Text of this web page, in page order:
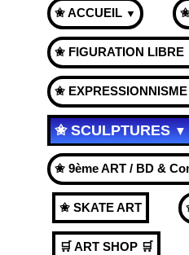
✬ ACCUEIL ▼
✬ FIGURATION LIBRE
✬ EXPRESSIONNISME
✬ SCULPTURES▼
✬ 9ème ART / BD &
✬ SKATE ART
🛒 ART SHOP 🛒